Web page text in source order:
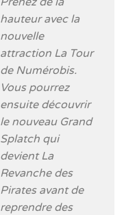
hauteur avec la
nouvelle
attraction La Tour
de Numérobis.
Vous pourrez
ensuite découvrir
le nouveau Grand
Splatch qui
devient La
Revanche des
Pirates avant de
reprendre des